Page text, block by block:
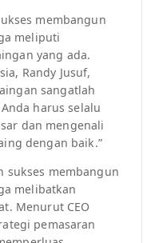
membangun
meliputi
yang ada.
Randy Jusuf,
sangatlah
harus selalu
dan mengenali
dengan baik.”
sukses membangun
melibatkan
Menurut CEO
pemasaran